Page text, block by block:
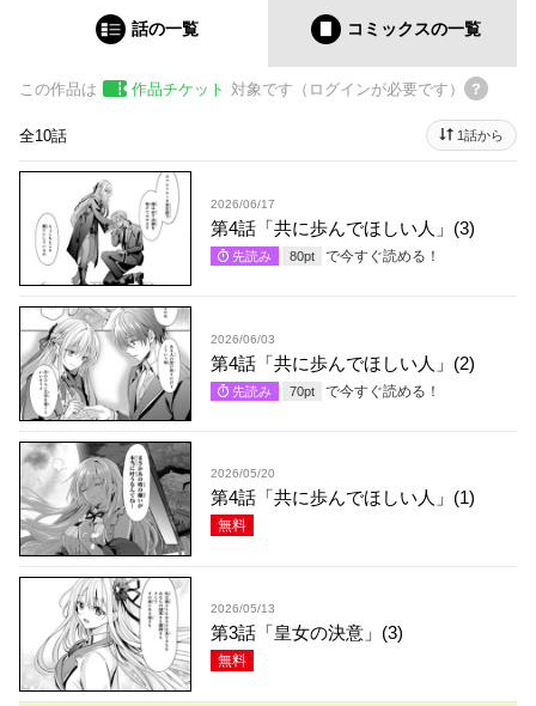
話の一覧 コミックスの一覧
この作品は 作品チケット 対象です（ログインが必要です）
全10話 1話から
2026/06/17
第4話「共に歩んでほしい人」(3)
先読み 80pt で今すぐ読める！
2026/06/03
第4話「共に歩んでほしい人」(2)
先読み 70pt で今すぐ読める！
2026/05/20
第4話「共に歩んでほしい人」(1)
無料
2026/05/13
第3話「皇女の決意」(3)
無料